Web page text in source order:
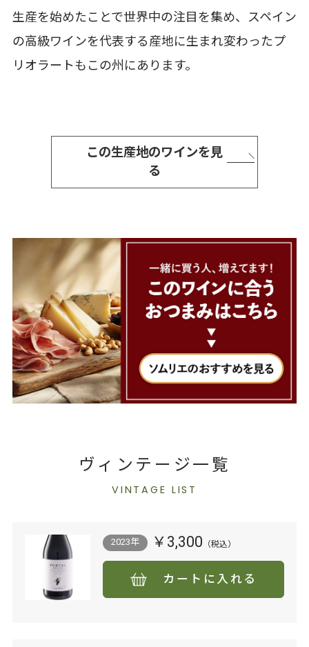
生産を始めたことで世界中の注目を集め、スペイン
の高級ワインを代表する産地に生まれ変わったプ
リオラートもこの州にあります。
この生産地のワインを見
る
ヴィンテージ一覧
VINTAGE LIST
2023年 ￥3,300
カートに入れる